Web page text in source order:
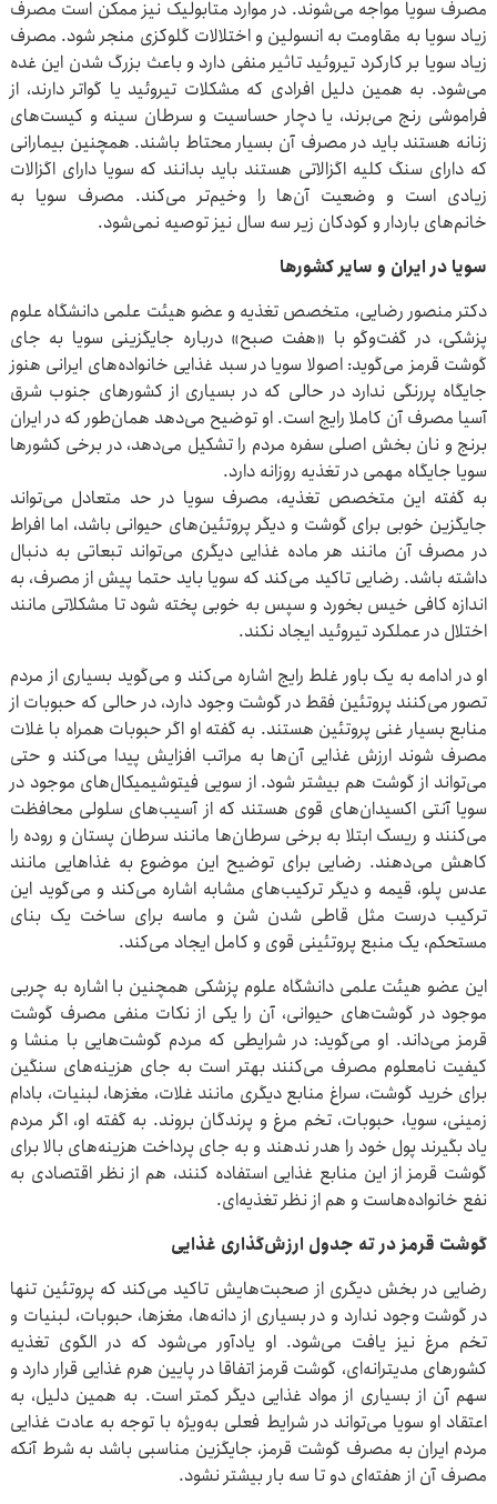
مصرف سویا مواجه می‌شوند. در موارد متابولیک نیز ممکن است مصرف
زیاد سویا به مقاومت به انسولین و اختلالات گلوکزی منجر شود. مصرف
زیاد سویا بر کارکرد تیروئید تاثیر منفی دارد و باعث بزرگ شدن این غده
می‌شود. به همین دلیل افرادی که مشکلات تیروئید یا گواتر دارند، از
فراموشی رنج می‌برند، یا دچار حساسیت و سرطان سینه و کیست‌های
زنانه هستند باید در مصرف آن بسیار محتاط باشند. همچنین بیمارانی
که دارای سنگ کلیه اگزالاتی هستند باید بدانند که سویا دارای اگزالات
زیادی است و وضعیت آن‌ها را وخیم‌تر می‌کند. مصرف سویا به
خانم‌های باردار و کودکان زیر سه سال نیز توصیه نمی‌شود.
سویا در ایران و سایر کشورها
دکتر منصور رضایی، متخصص تغذیه و عضو هیئت علمی دانشگاه علوم
پزشکی، در گفت‌وگو با «هفت صبح» درباره جایگزینی سویا به جای
گوشت قرمز می‌گوید: اصولا سویا در سبد غذایی خانواده‌های ایرانی هنوز
جایگاه پررنگی ندارد در حالی که در بسیاری از کشورهای جنوب شرق
آسیا مصرف آن کاملا رایج است. او توضیح می‌دهد همان‌طور که در ایران
برنج و نان بخش اصلی سفره مردم را تشکیل می‌دهد، در برخی کشورها
سویا جایگاه مهمی در تغذیه روزانه دارد.
به گفته این متخصص تغذیه، مصرف سویا در حد متعادل می‌تواند
جایگزین خوبی برای گوشت و دیگر پروتئین‌های حیوانی باشد، اما افراط
در مصرف آن مانند هر ماده غذایی دیگری می‌تواند تبعاتی به دنبال
داشته باشد. رضایی تاکید می‌کند که سویا باید حتما پیش از مصرف، به
اندازه کافی خیس بخورد و سپس به خوبی پخته شود تا مشکلاتی مانند
اختلال در عملکرد تیروئید ایجاد نکند.
او در ادامه به یک باور غلط رایج اشاره می‌کند و می‌گوید بسیاری از مردم
تصور می‌کنند پروتئین فقط در گوشت وجود دارد، در حالی که حبوبات از
منابع بسیار غنی پروتئین هستند. به گفته او اگر حبوبات همراه با غلات
مصرف شوند ارزش غذایی آن‌ها به مراتب افزایش پیدا می‌کند و حتی
می‌تواند از گوشت هم بیشتر شود. از سویی فیتوشیمیکال‌های موجود در
سویا آنتی اکسیدان‌های قوی هستند که از آسیب‌های سلولی محافظت
می‌کنند و ریسک ابتلا به برخی سرطان‌ها مانند سرطان پستان و روده را
کاهش می‌دهند. رضایی برای توضیح این موضوع به غذاهایی مانند
عدس پلو، قیمه و دیگر ترکیب‌های مشابه اشاره می‌کند و می‌گوید این
ترکیب درست مثل قاطی شدن شن و ماسه برای ساخت یک بنای
مستحکم، یک منبع پروتئینی قوی و کامل ایجاد می‌کند.
این عضو هیئت علمی دانشگاه علوم پزشکی همچنین با اشاره به چربی
موجود در گوشت‌های حیوانی، آن را یکی از نکات منفی مصرف گوشت
قرمز می‌داند. او می‌گوید: در شرایطی که مردم گوشت‌هایی با منشا و
کیفیت نامعلوم مصرف می‌کنند بهتر است به جای هزینه‌های سنگین
برای خرید گوشت، سراغ منابع دیگری مانند غلات، مغزها، لبنیات، بادام
زمینی، سویا، حبوبات، تخم مرغ و پرندگان بروند. به گفته او، اگر مردم
یاد بگیرند پول خود را هدر ندهند و به جای پرداخت هزینه‌های بالا برای
گوشت قرمز از این منابع غذایی استفاده کنند، هم از نظر اقتصادی به
نفع خانواده‌هاست و هم از نظر تغذیه‌ای.
گوشت قرمز در ته جدول ارزش‌گذاری غذایی
رضایی در بخش دیگری از صحبت‌هایش تاکید می‌کند که پروتئین تنها
در گوشت وجود ندارد و در بسیاری از دانه‌ها، مغزها، حبوبات، لبنیات و
تخم مرغ نیز یافت می‌شود. او یادآور می‌شود که در الگوی تغذیه
کشورهای مدیترانه‌ای، گوشت قرمز اتفاقا در پایین هرم غذایی قرار دارد و
سهم آن از بسیاری از مواد غذایی دیگر کمتر است. به همین دلیل، به
اعتقاد او سویا می‌تواند در شرایط فعلی به‌ویژه با توجه به عادت غذایی
مردم ایران به مصرف گوشت قرمز، جایگزین مناسبی باشد به شرط آنکه
مصرف آن از هفته‌ای دو تا سه بار بیشتر نشود.